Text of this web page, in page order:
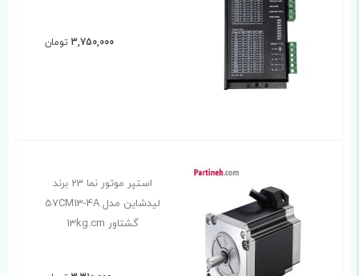
3,750,000 تومان
استپر موتور نما 23 برند
لیدشاین مدل 57CM13-4A
گشتاور 13kg.cm